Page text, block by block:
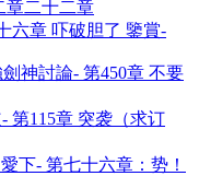
章二十二章
六章 吓破胆了 鑒賞-
神討論- 第450章 不要
第115章 突袭（求订
下- 第七十六章：势！